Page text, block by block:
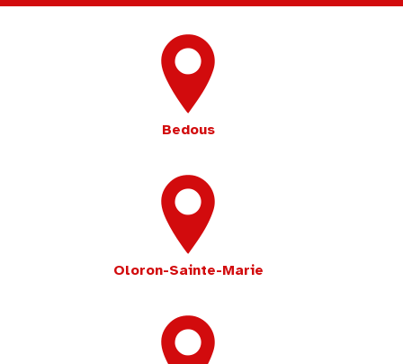
Bedous
Oloron-Sainte-Marie